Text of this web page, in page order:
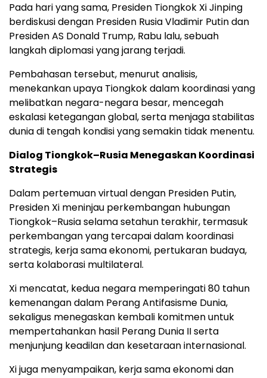
Pada hari yang sama, Presiden Tiongkok Xi Jinping
berdiskusi dengan Presiden Rusia Vladimir Putin dan
Presiden AS Donald Trump, Rabu lalu, sebuah
langkah diplomasi yang jarang terjadi.
Pembahasan tersebut, menurut analisis,
menekankan upaya Tiongkok dalam koordinasi yang
melibatkan negara-negara besar, mencegah
eskalasi ketegangan global, serta menjaga stabilitas
dunia di tengah kondisi yang semakin tidak menentu.
Dialog Tiongkok–Rusia Menegaskan Koordinasi
Strategis
Dalam pertemuan virtual dengan Presiden Putin,
Presiden Xi meninjau perkembangan hubungan
Tiongkok–Rusia selama setahun terakhir, termasuk
perkembangan yang tercapai dalam koordinasi
strategis, kerja sama ekonomi, pertukaran budaya,
serta kolaborasi multilateral.
Xi mencatat, kedua negara memperingati 80 tahun
kemenangan dalam Perang Antifasisme Dunia,
sekaligus menegaskan kembali komitmen untuk
mempertahankan hasil Perang Dunia II serta
menjunjung keadilan dan kesetaraan internasional.
Xi juga menyampaikan, kerja sama ekonomi dan